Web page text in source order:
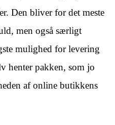
Den bliver for det meste
men også særligt
mulighed for levering
henter pakken, som jo
af online butikkens